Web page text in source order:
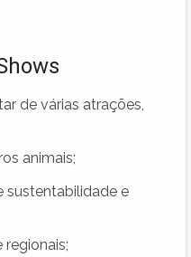
de várias atrações,
animais;
sustentabilidade e
regionais;